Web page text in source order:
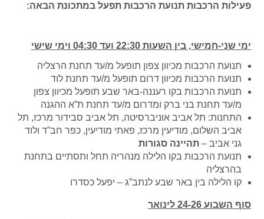
פעילות הרכבות תנועת הרכבות תפעל במתכונת הבאה:
ימי שני-חמישי, בין השעות 22:30 ועד 04:30 וימי שישי
תנועת הרכבות מכיוון צפון תופעל מ/עד תחנת הרצליה
תנועת הרכבות מכיוון דרום תופעל מ/עד תחנת לוד
תנועת הרכבות בקו רעננה-באר שבע תופעל מכיוון צפון
מ/עד תחנת בני ברק ומדרום מ/עד תחנת ת”א ההגנה
התחנות: תל אביב אוניברסיטה, תל אביב סבידור מרכז, תל
אביב השלום, מודיעין מרכז, פאתי מודיעין, כפר חב”ד ולוד
גני אביב – תהיינה סגורות
תנועת הרכבות בקו הלילה מנהריה תחל ותסתיים בתחנת
בהרצליה
קו הלילה בין באר שבע לנתב”ג – יפעל כסדרו
סוף השבוע 24-26 לינואר